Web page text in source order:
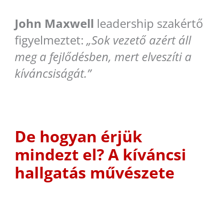
John Maxwell leadership szakértő
figyelmeztet: „Sok vezető azért áll
meg a fejlődésben, mert elveszíti a
kíváncsiságát.”
De hogyan érjük
mindezt el? A kíváncsi
hallgatás művészete